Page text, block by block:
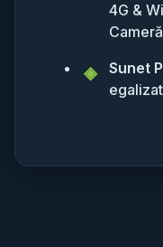
4G &
Sunet